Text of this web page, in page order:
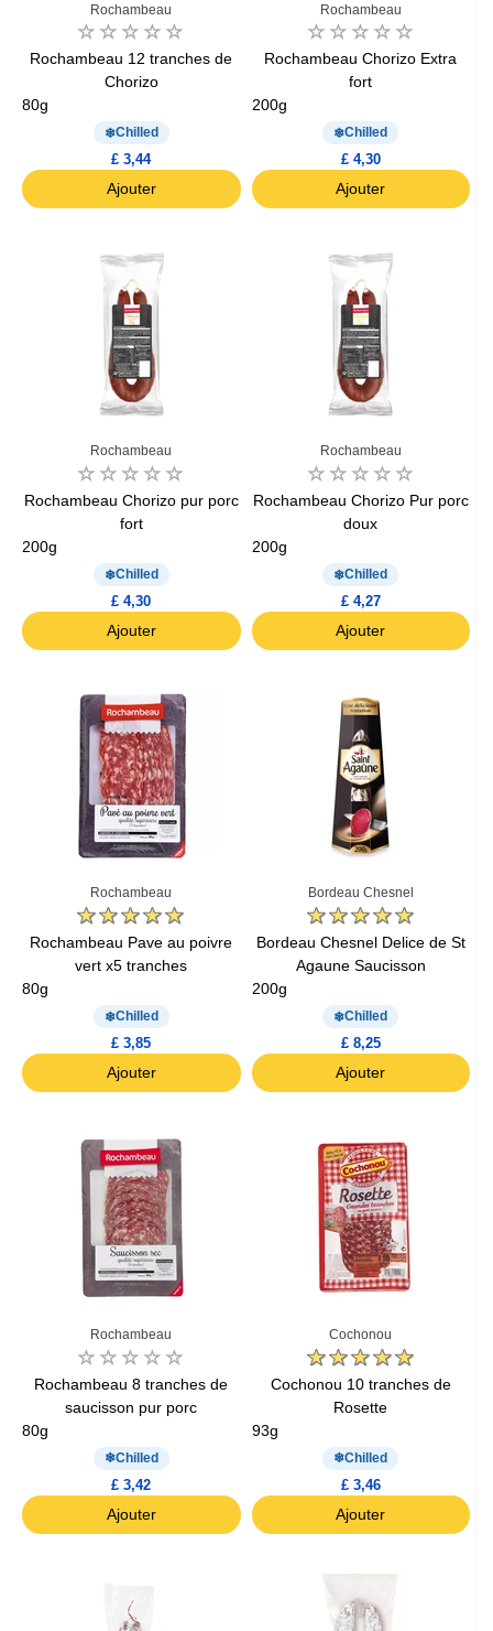
Rochambeau
Rochambeau 12 tranches de
Chorizo
80g
Chilled
£ 3,44
Ajouter
Rochambeau
Rochambeau Chorizo Extra
fort
200g
Chilled
£ 4,30
Ajouter
Rochambeau
Rochambeau Chorizo pur porc
fort
200g
Chilled
£ 4,30
Ajouter
Rochambeau
Rochambeau Chorizo Pur porc
doux
200g
Chilled
£ 4,27
Ajouter
Rochambeau
Rochambeau Pave au poivre
vert x5 tranches
80g
Chilled
£ 3,85
Ajouter
Bordeau Chesnel
Bordeau Chesnel Delice de St
Agaune Saucisson
200g
Chilled
£ 8,25
Ajouter
Rochambeau
Rochambeau 8 tranches de
saucisson pur porc
80g
Chilled
£ 3,42
Ajouter
Cochonou
Cochonou 10 tranches de
Rosette
93g
Chilled
£ 3,46
Ajouter